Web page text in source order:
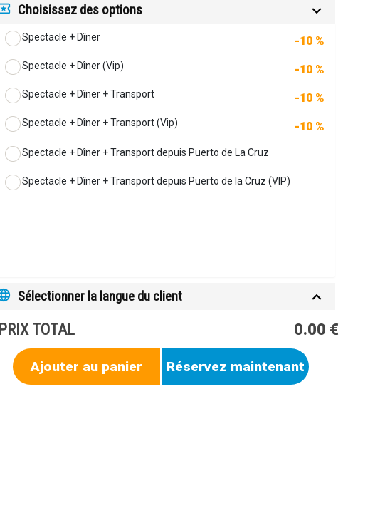
Choisissez des options
Spectacle + Dîner -10 %
Spectacle + Dîner (Vip) -10 %
Spectacle + Dîner + Transport -10 %
Spectacle + Dîner + Transport (Vip) -10 %
Spectacle + Dîner + Transport depuis Puerto de La Cruz
Spectacle + Dîner + Transport depuis Puerto de la Cruz (VIP)
Sélectionner la langue du client
PRIX ​​TOTAL 0.00 €
Ajouter au panier Réservez maintenant